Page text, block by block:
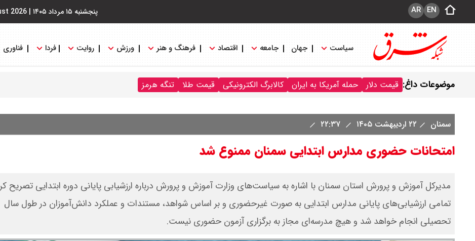
پنجشنبه ۱۵ مرداد ۱۴۰۵ |
2026 EN
AR
سیاست جهان جامعه اقتصاد فرهنگ و هنر ورزش روایت فردا فناوری
موضوعات داغ: قیمت دلار حمله آمریکا به ایران کالابرگ الکترونیکی قیمت طلا تنگه هرمز
سمنان ۲۲ اردیبهشت ۱۴۰۵
امتحانات حضوری مدارس ابتدایی سمنان ممنوع شد
مدیرکل آموزش و پرورش استان سمنان با اشاره به سیاست‌های وزارت آموزش و پرورش درباره ارزشیابی پایانی دوره ابتدایی تصریح
تمامی ارزشیابی‌های پایانی مدارس ابتدایی به صورت غیرحضوری و بر اساس شواهد، مستندات و عملکرد دانش‌آموزان در طول سال
تحصیلی انجام خواهد شد و هیچ مدرسه‌ای مجاز به برگزاری آزمون حضوری نیست.